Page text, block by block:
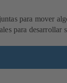
para mover
para desarrollar